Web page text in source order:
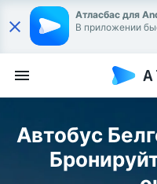
Атласбас для
В приложении
Автобус